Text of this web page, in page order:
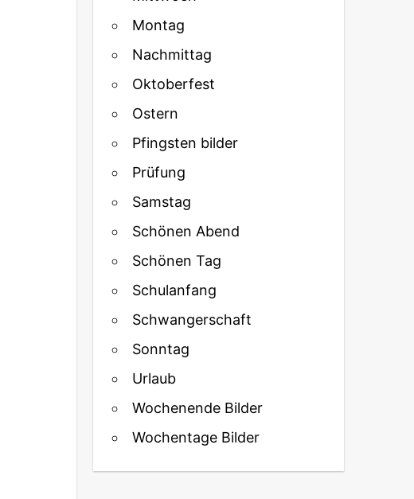
Montag
Nachmittag
Oktoberfest
Ostern
Pfingsten bilder
Prüfung
Samstag
Schönen Abend
Schönen Tag
Schulanfang
Schwangerschaft
Sonntag
Urlaub
Wochenende Bilder
Wochentage Bilder